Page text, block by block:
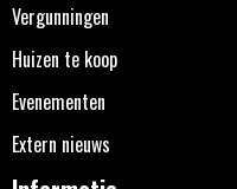
Vergunningen
Huizen te koop
Evenementen
Extern nieuws